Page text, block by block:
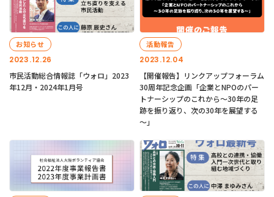
2023.12.26
お知らせ
市民活動総合情報誌「ウォロ」2023
年12月・2024年1月号
2023.12.04
活動報告
【開催報告】リンクアップフォーラム
30周年記念企画「企業とNPOのパー
トナーシップのこれから～30年の足
跡を振り返り、次の30年を展望する
～」